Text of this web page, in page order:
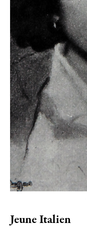
Jeune Italien